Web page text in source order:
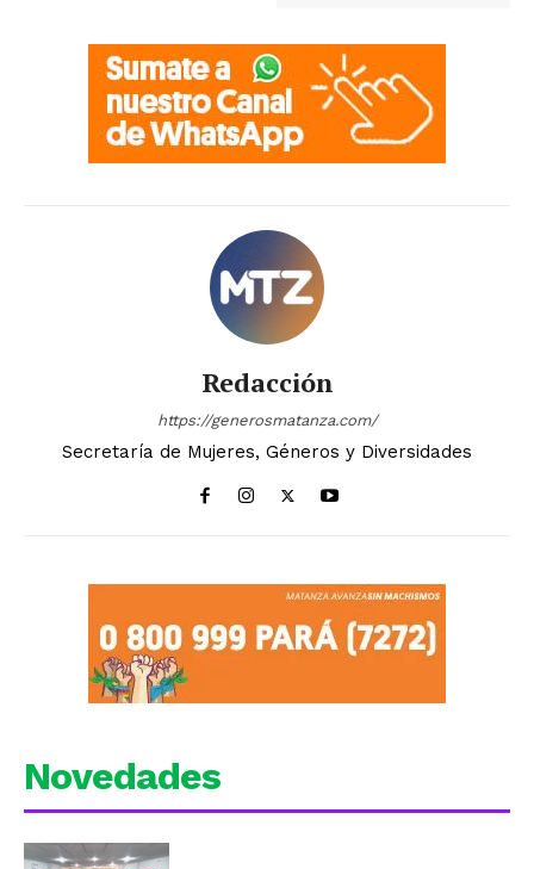
Redacción
https://generosmatanza.com/
Secretaría de Mujeres, Géneros y Diversidades
Novedades